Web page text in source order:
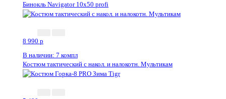
Бинокль Navigator 10х50 profi
8 990 p
В наличии: 7 компл
Костюм тактический с накол. и налокотн. Мультикам